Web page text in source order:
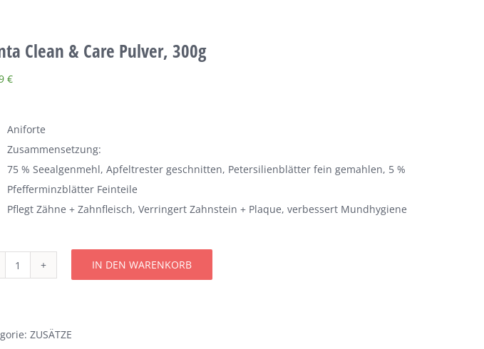
Clean & Care Pulver, 300g
€
Aniforte
Zusammensetzung:
75 % Seealgenmehl, Apfeltrester geschnitten, Petersilienblätter fein gemahlen, 5 %
Pfefferminzblätter Feinteile
Pflegt Zähne + Zahnfleisch, Verringert Zahnstein + Plaque, verbessert Mundhygiene
Denta
Care
IN DEN WARENKORB
ZUSÄTZE